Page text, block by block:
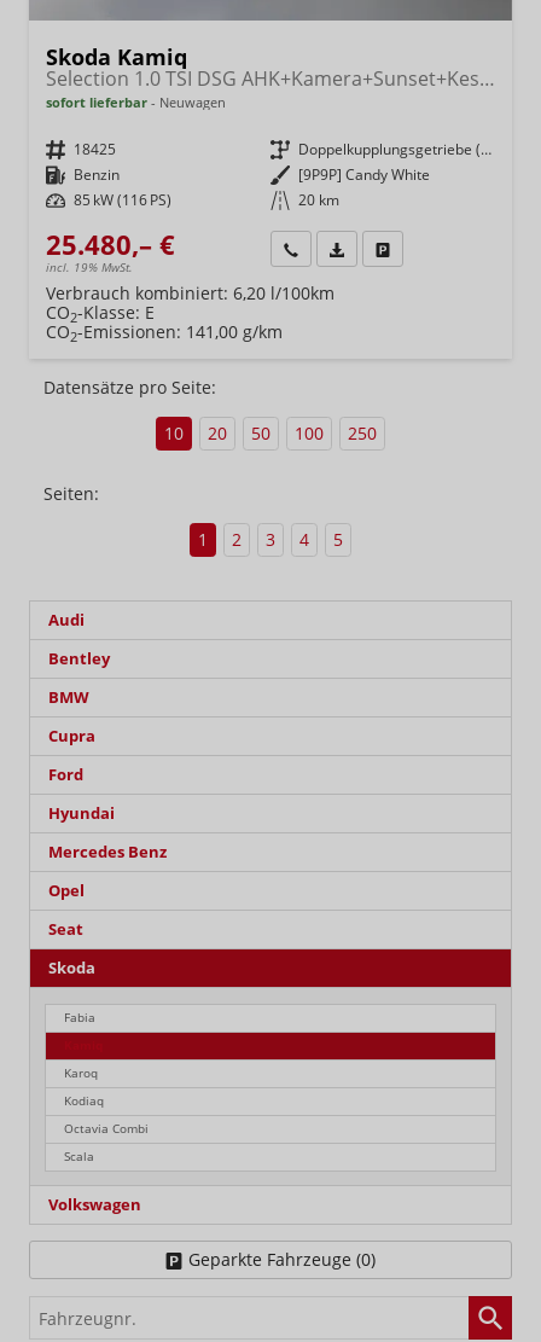
Skoda Kamiq
Selection 1.0 TSI DSG AHK+Kamera+Sunset+Kessy+AppConnect+Sitzheiz+Alu16+GV5
sofort lieferbar Neuwagen
Fahrzeugnr. 18425 Getriebe
Doppelkupplungsgetriebe (DSG)
Kraftstoff Benzin Außenfarbe [9P9P] Candy White
Leistung 85 kW (116 PS) Kilometerstand 20 km
25.480,– €
incl. 19% MwSt.
Wir rufen Sie anFahrzeugexposé (PDF)
Verbrauch kombiniert: 6,20 l/100km
CO2-Klasse: E
CO2-Emissionen: 141,00 g/km
Datensätze pro Seite:
10
20 50 100 250
Seiten:
1
2 3 4 5
Audi
Bentley
BMW
Cupra
Ford
Hyundai
Mercedes Benz
Opel
Seat
Skoda
Fabia
Karoq
Kodiaq
Octavia Combi
Scala
Volkswagen
Geparkte Fahrzeuge (0)
Fahrzeugnr.